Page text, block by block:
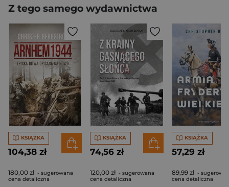
Z tego samego wydawnictwa
KSIĄŻKA
104,38 zł
180,00 zł - sugerowana
cena detaliczna
KSIĄŻKA
74,56 zł
120,00 zł - sugerowana
cena detaliczna
KSIĄŻKA
57,29 zł
89,99 zł -
cena detaliczna